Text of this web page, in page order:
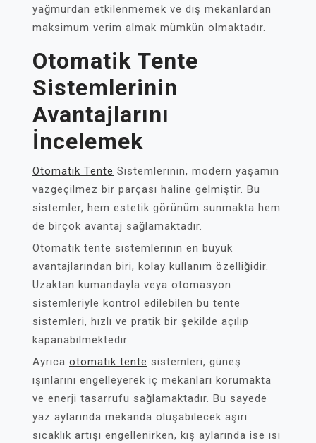
yağmurdan etkilenmemek ve dış mekanlardan
maksimum verim almak mümkün olmaktadır.
Otomatik Tente
Sistemlerinin
Avantajlarını
İncelemek
Otomatik Tente Sistemlerinin, modern yaşamın
vazgeçilmez bir parçası haline gelmiştir. Bu
sistemler, hem estetik görünüm sunmakta hem
de birçok avantaj sağlamaktadır.
Otomatik tente sistemlerinin en büyük
avantajlarından biri, kolay kullanım özelliğidir.
Uzaktan kumandayla veya otomasyon
sistemleriyle kontrol edilebilen bu tente
sistemleri, hızlı ve pratik bir şekilde açılıp
kapanabilmektedir.
Ayrıca otomatik tente sistemleri, güneş
ışınlarını engelleyerek iç mekanları korumakta
ve enerji tasarrufu sağlamaktadır. Bu sayede
yaz aylarında mekanda oluşabilecek aşırı
sıcaklık artışı engellenirken, kış aylarında ise ısı